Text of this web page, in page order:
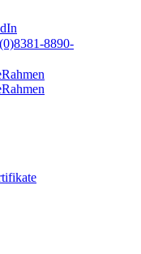
8890-